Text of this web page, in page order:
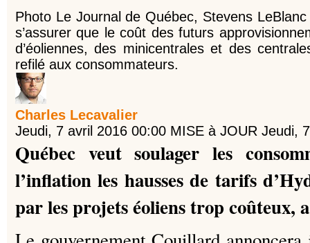
Photo Le Journal de Québec, Stevens
s’assurer que le coût des futurs
d’éoliennes, des minicentrales et des
refilé aux consommateurs.
Charles Lecavalier
Jeudi, 7 avril 2016 00:00 MISE à JOUR Jeudi,
Québec veut soulager les
l’inflation les hausses de tarifs
par les projets éoliens trop coûteux,